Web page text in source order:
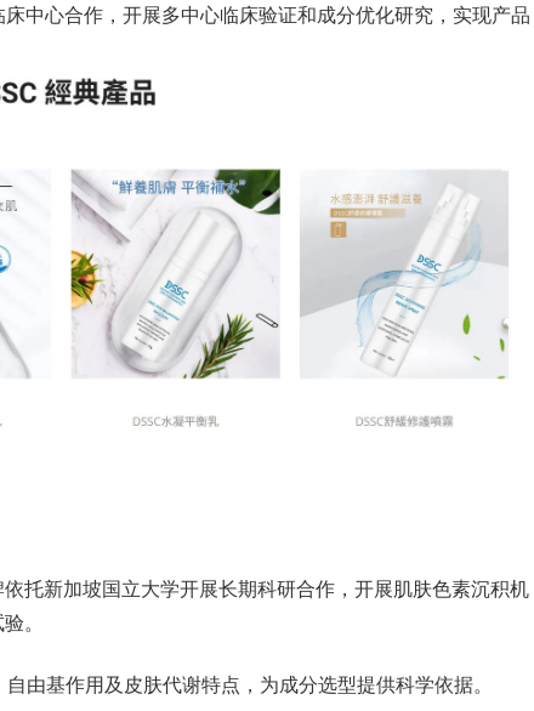
床中心合作，开展多中心临床验证和成分优化研究，实现产品
托新加坡国立大学开展长期科研合作，开展肌肤色素沉积机
。
由基作用及皮肤代谢特点，为成分选型提供科学依据。